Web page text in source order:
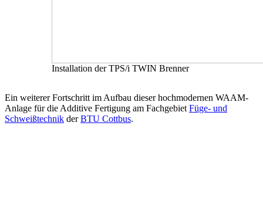
Installation der TPS/i TWIN Brenner
Ein weiterer Fortschritt im Aufbau dieser hochmodernen WAAM-
Anlage für die Additive Fertigung am Fachgebiet Füge- und
Schweißtechnik derBTU Cottbus.